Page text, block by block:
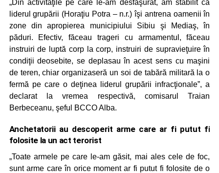
„Din activităţile pe care le-am desfăşurat, am stabilit că
liderul grupării (Horaţiu Potra – n.r.) îşi antrena oamenii în
zone din apropierea municipiului Sibiu şi Mediaş, în
păduri. Efectiv, făceau trageri cu armamentul, făceau
instruiri de luptă corp la corp, instruiri de supravieţuire în
condiţii deosebite, se deplasau în acest sens cu maşini
de teren, chiar organizaseră un soi de tabără militară la o
fermă pe care o deţinea liderul grupării infracţionale”, a
declarat la vremea respectivă, comisarul Traian
Berbeceanu, şeful BCCO Alba.
Anchetatorii au descoperit arme care ar fi putut fi
folosite la un act terorist
„Toate armele pe care le-am găsit, mai ales cele de foc,
sunt arme care în orice moment ar fi putut fi folosite de o